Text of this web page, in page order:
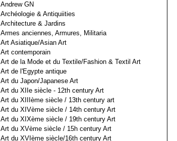
Andrew GN
Archéologie & Antiquiities
Architecture & Jardins
Armes anciennes, Armures, Militaria
Art Asiatique/Asian Art
Art contemporain
Art de la Mode et du Textile/Fashion & Textil Art
Art de l'Egypte antique
Art du Japon/Japanese Art
Art du XIIe siècle - 12th century Art
Art du XIIIème siècle / 13th century art
Art du XIVème siècle / 14th century Art
Art du XIXème siècle / 19th century Art
Art du XVème siècle / 15h century Art
Art du XVIème siècle/16th century Art